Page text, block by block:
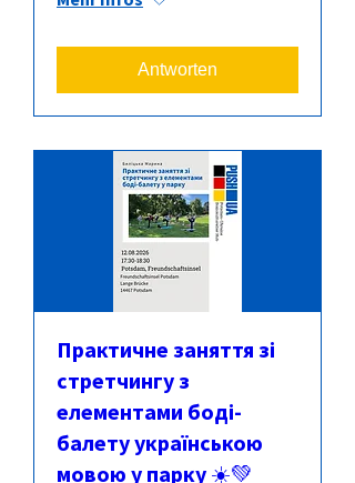
Antworten
Практичне заняття зі
стретчингу з
елементами боді-
балету українською
мовою у парку ☀️💚